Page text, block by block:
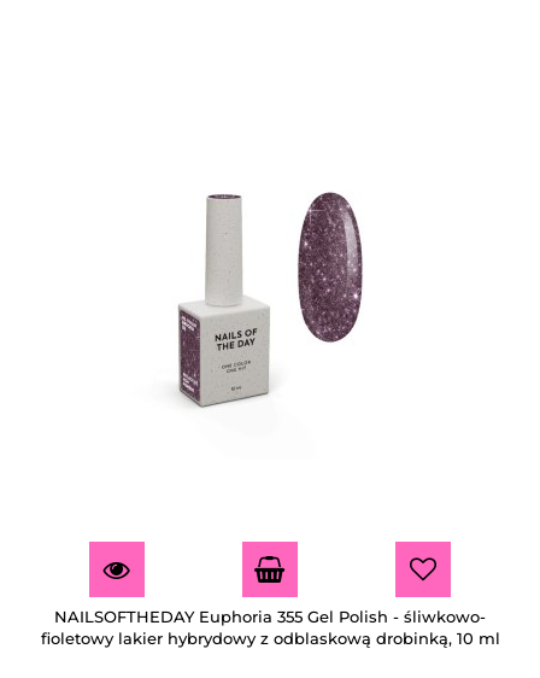
NAILSOFTHEDAY Euphoria 355 Gel Polish - śliwkowo-
fioletowy lakier hybrydowy z odblaskową drobinką, 10 ml